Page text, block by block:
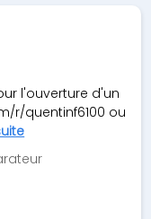
l'ouverture d'un
r/quentinf6100 ou